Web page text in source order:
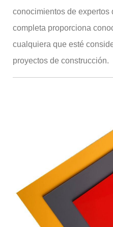
conocimientos de expertos
completa proporciona
cualquiera que esté
proyectos de construcción.